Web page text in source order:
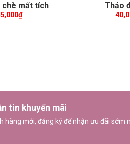
chè mất tích
₫
Thảo
tin khuyến mãi
hàng mới, đăng ký để nhận ưu đãi sớm